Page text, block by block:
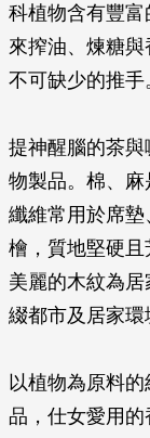
科植物含有豐
來搾油、煉糖
不可缺少的推手
提神醒腦的茶
物製品。棉、
纖維常用於席墊
檜，質地堅硬
美麗的木紋為
綴都市及居家環
以植物為原料
品，仕女愛用